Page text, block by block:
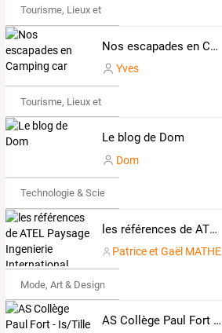
Tourisme, Lieux et Événements
Nos escapades en Camping car
Yves
Tourisme, Lieux et Événements
Le blog de Dom
Dom
Technologie & Science
les références de ATEL Paysage Ingenierie International
Patrice et Gaël MATHE
Mode, Art & Design
AS Collège Paul Fort - Is/Tille